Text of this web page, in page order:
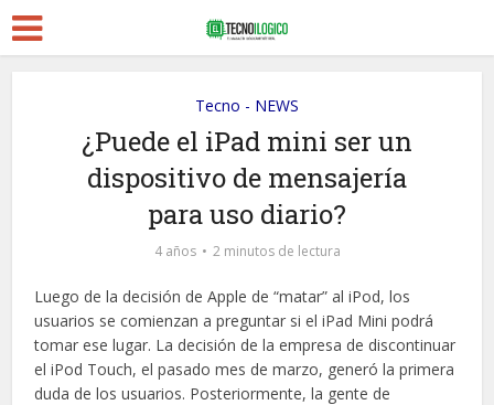
Tecno - NEWS
¿Puede el iPad mini ser un
dispositivo de mensajería
para uso diario?
4 años 2 minutos de lectura
Luego de la decisión de Apple de “matar” al iPod, los
usuarios se comienzan a preguntar si el iPad Mini podrá
tomar ese lugar. La decisión de la empresa de discontinuar
el iPod Touch, el pasado mes de marzo, generó la primera
duda de los usuarios. Posteriormente, la gente de